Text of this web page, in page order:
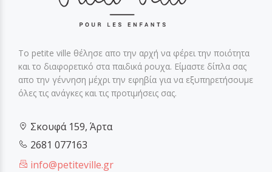
Το petite ville θέλησε απο την αρχή να φέρει την ποιότητα
και το διαφορετικό στα παιδικά ρουχα. Είμαστε δίπλα σας
απο την γέννηση μέχρι την εφηβία για να εξυπηρετήσουμε
όλες τις ανάγκες και τις προτιμήσεις σας.
Σκουφά 159, Άρτα
2681 077163
info@petiteville.gr